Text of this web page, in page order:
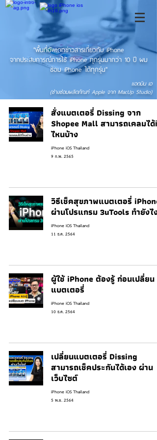
"พื้นที่อัพเดทข่าวสารเกี่ยวกับ iPhone
จากประสบการณ์การใช้ iPhone ทุกรุ่นมากว่า 10 ปี ผม
ซ่อม iPhone ได้ทุกรุ่น"
แอดมิน เอ
(ช่างซ่อมผลิตภัณฑ์ Apple จาก MacUp Studio)
สั่งแบตเตอรี่ Dissing จาก
Shopee Mall สามารถเคลมได้ที่
ไหนบ้าง
iPhone iOS Thailand
9 ก.พ. 2565
วิธีเช็คสุขภาพแบตเตอรี่ iPhone
ผ่านโปรแกรม 3uTools ทำยังไง
iPhone iOS Thailand
11 ธ.ค. 2564
ผู้ใช้ iPhone ต้องรู้ ก่อนเปลี่ยน
แบตเตอรี่
iPhone iOS Thailand
10 ธ.ค. 2564
เปลี่ยนแบตเตอรี่ Dissing
สามารถเช็คประกันได้เอง ผ่าน
เว็บไซต์
iPhone iOS Thailand
5 พ.ย. 2564